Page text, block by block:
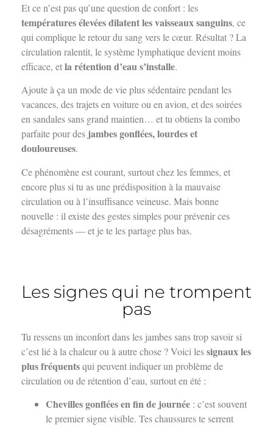
Et ce n’est pas qu’une question de confort : les
températures élevées dilatent les vaisseaux sanguins, ce
qui complique le retour du sang vers le cœur. Résultat ? La
circulation ralentit, le système lymphatique devient moins
efficace, etla rétention d’eau s’installe.
Ajoute à ça un mode de vie plus sédentaire pendant les
vacances, des trajets en voiture ou en avion, et des soirées
en sandales sans grand maintien… et tu obtiens la combo
parfaite pour des jambes gonflées, lourdes et
douloureuses.
Ce phénomène est courant, surtout chez les femmes, et
encore plus si tu as une prédisposition à la mauvaise
circulation ou à l’insuffisance veineuse. Mais bonne
nouvelle : il existe des gestes simples pour prévenir ces
désagréments — et je te les partage plus bas.
Les signes qui ne trompent
pas
Tu ressens un inconfort dans les jambes sans trop savoir si
c’est lié à la chaleur ou à autre chose ? Voici lessignaux les
plus fréquentsqui peuvent indiquer un problème de
circulation ou de rétention d’eau, surtout en été :
Chevilles gonflées en fin de journée : c’est souvent
le premier signe visible. Tes chaussures te serrent